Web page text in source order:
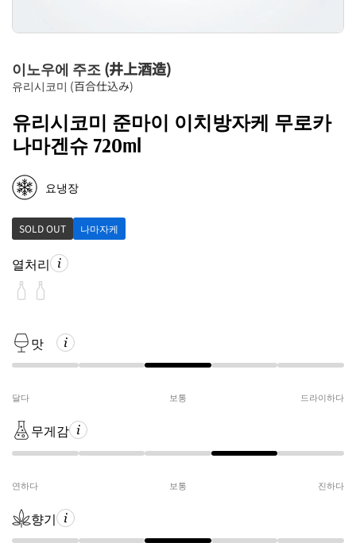
이노우에 주조 (井上酒造)
유리시코미 (百合仕込み)
유리시코미 준마이 이치방자케 무로카
나마겐슈 720ml
요냉장
SOLD OUT 나마자케
열처리
맛
달다 보통 드라이하다
무게감
연하다 보통 진하다
향기